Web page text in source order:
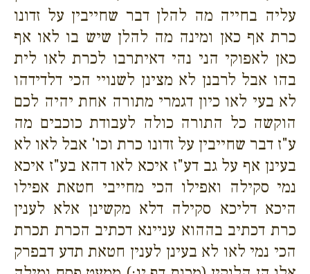
עליה בחייה מה להלן דבר שחייבין על זדונו
כרת אף כאן ומינה מה להלן שיש בו לאו אף
כאן לאפוקי הני נהי דאיתרבו לכרת לאו לית
בהו אבל לרבנן לא מצינן לשנויי הכי דלדידהו
לא בעי לאו כיון דגמרי מתורה אחת יהיה לכם
הוקשה כל התורה כולה לעבודת כוכבים מה
ע"ז דבר שחייבין על זדונו כרת וכו' אבל לאו לא
בעינן אף על גב דע"ז איכא לאו דהא בע"ז איכא
נמי סקילה ואפילו הכי מחייבי חטאת אפילו
היכא דליכא סקילה דלא מקשינן אלא לענין
כרת דכתיב בההוא עניינא דכתיב הכרת תכרת
הכי נמי לאו לא בעינן לענין חטאת תדע דבפרק